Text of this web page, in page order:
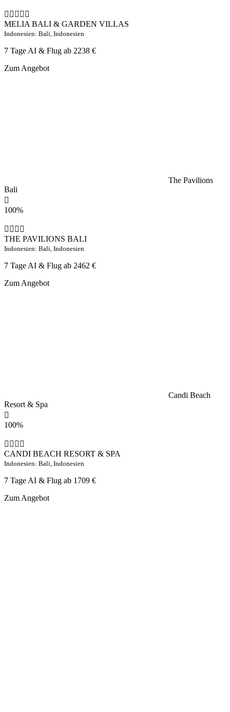
MELIA BALI & GARDEN VILLAS
Indonesien: Bali, Indonesien
7 Tage AI & Flug ab 2238 €
Zum Angebot
The Pavilions
Bali
100%
THE PAVILIONS BALI
Indonesien: Bali, Indonesien
7 Tage AI & Flug ab 2462 €
Zum Angebot
Candi Beach
Resort & Spa
100%
CANDI BEACH RESORT & SPA
Indonesien: Bali, Indonesien
7 Tage AI & Flug ab 1709 €
Zum Angebot